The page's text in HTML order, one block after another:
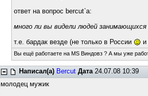
ответ на вопрос bercut`а:
много ли вы видели людей
т.е. бардак везде (не только в России
Вы ещё работаете на MS Виндовз ? А мы уже
Написал(а) Bercut Дата24.07.08 10:39
молодец мужик